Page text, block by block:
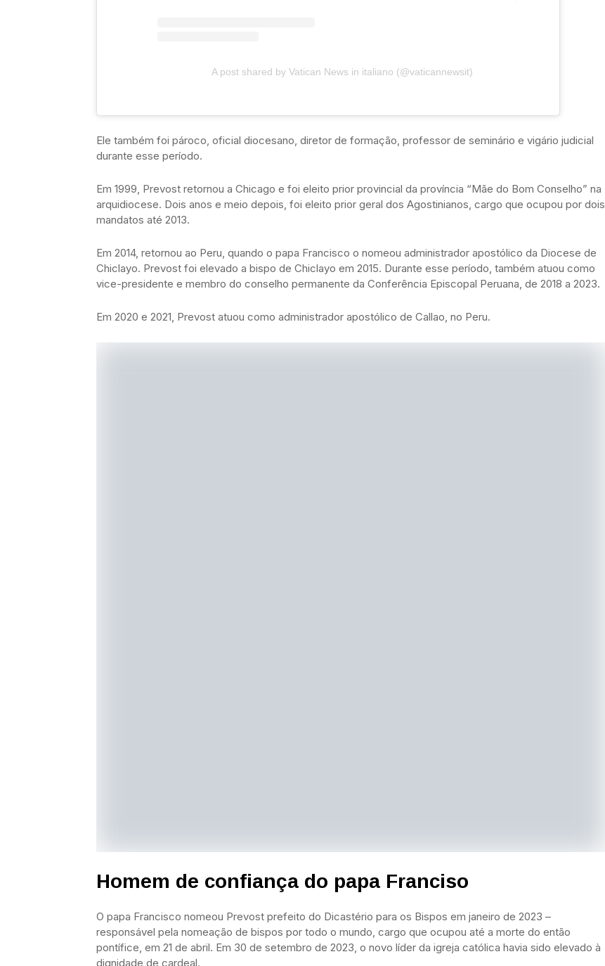
A post shared by Vatican News in italiano (@vaticannewsit)
Ele também foi pároco, oficial diocesano, diretor de formação, professor de seminário e vigário judicial
durante esse período.
Em 1999, Prevost retornou a Chicago e foi eleito prior provincial da província “Mãe do Bom Conselho” na
arquidiocese. Dois anos e meio depois, foi eleito prior geral dos Agostinianos, cargo que ocupou por dois
mandatos até 2013.
Em 2014, retornou ao Peru, quando o papa Francisco o nomeou administrador apostólico da Diocese de
Chiclayo. Prevost foi elevado a bispo de Chiclayo em 2015. Durante esse período, também atuou como
vice-presidente e membro do conselho permanente da Conferência Episcopal Peruana, de 2018 a 2023.
Em 2020 e 2021, Prevost atuou como administrador apostólico de Callao, no Peru.
Homem de confiança do papa Franciso
O papa Francisco nomeou Prevost prefeito do Dicastério para os Bispos em janeiro de 2023 –
responsável pela nomeação de bispos por todo o mundo, cargo que ocupou até a morte do então
pontífice, em 21 de abril. Em 30 de setembro de 2023, o novo líder da igreja católica havia sido elevado à
dignidade de cardeal.